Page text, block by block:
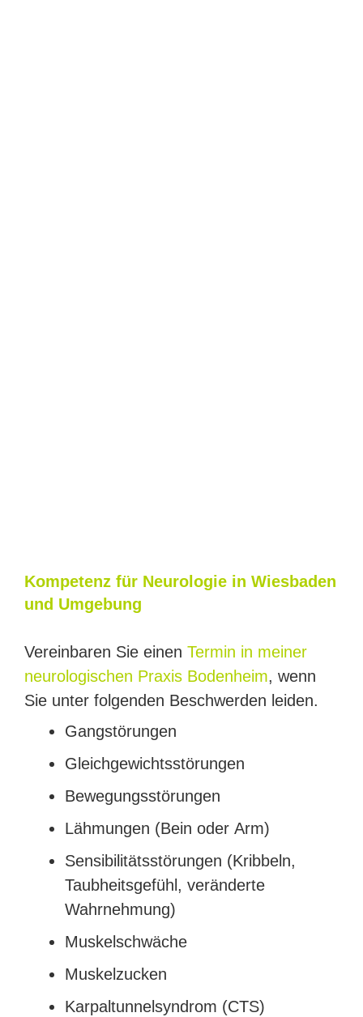
Kom­pe­tenz für Neu­ro­lo­gie in Wies­ba­den
und Umgebung
Ver­ein­ba­ren Sie einen Ter­min in mei­ner
neurologischen Praxis Boden­heim, wenn
Sie unter fol­gen­den Beschwer­den leiden.
Gang­stö­run­gen
Gleich­ge­wichts­stö­run­gen
Bewe­gungs­stö­run­gen
Läh­mun­gen (Bein oder Arm)
Sen­si­bi­li­täts­stö­run­gen (Krib­beln,
Taub­heits­ge­fühl, ver­än­der­te
Wahrnehmung)
Mus­kel­schwä­che
Mus­kel­zu­cken
Kar­pal­tun­nel­syn­drom (CTS)